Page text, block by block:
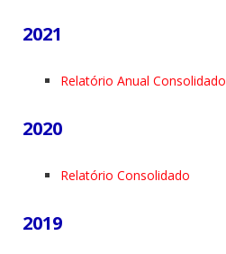
2021
Relatório Anual Consolidado
2020
Relatório Consolidado
2019